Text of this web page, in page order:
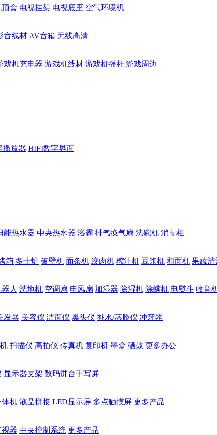
顶盒 电视挂架 电视底座 空气环境机
音线材 AV音箱 无线高清
戏机充电器 游戏机线材 游戏机摇杆 游戏周边
播放器 HIFI数字界面
能热水器 中央热水器 浴霸 排气换气扇 洗碗机 消毒柜
箱 多士炉 破壁机 面条机 绞肉机 榨汁机 豆浆机 和面机 果蔬清
人 洗地机 空调扇 电风扇 加湿器 除湿机 除螨机 电熨斗 收音
发器 美容仪 洁面仪 黑头仪 补水/蒸脸仪 冲牙器
扫描仪 高拍仪 传真机 复印机 墨盒 硒鼓 更多办公
显示器支架 数码讲台手写屏
体机 液晶拼接 LED显示屏 多点触摸屏 更多产品
视器 中央控制系统 更多产品